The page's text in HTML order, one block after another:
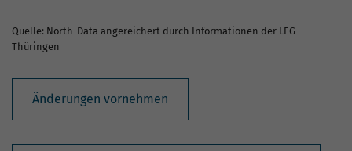
Quelle: North-Data angereichert durch Informationen der LEG
Thüringen
Änderungen vornehmen